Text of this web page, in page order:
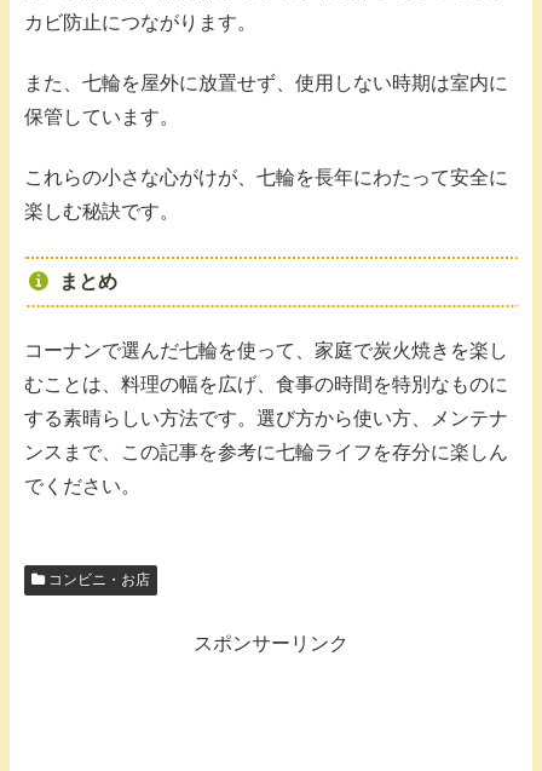
カビ防止につながります。
また、七輪を屋外に放置せず、使用しない時期は室内に
保管しています。
これらの小さな心がけが、七輪を長年にわたって安全に
楽しむ秘訣です。
まとめ
コーナンで選んだ七輪を使って、家庭で炭火焼きを楽し
むことは、料理の幅を広げ、食事の時間を特別なものに
する素晴らしい方法です。選び方から使い方、メンテナ
ンスまで、この記事を参考に七輪ライフを存分に楽しん
でください。
コンビニ・お店
スポンサーリンク